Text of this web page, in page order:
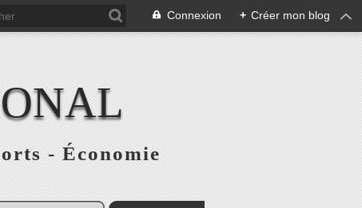
Connexion + Créer mon blog
- Économie